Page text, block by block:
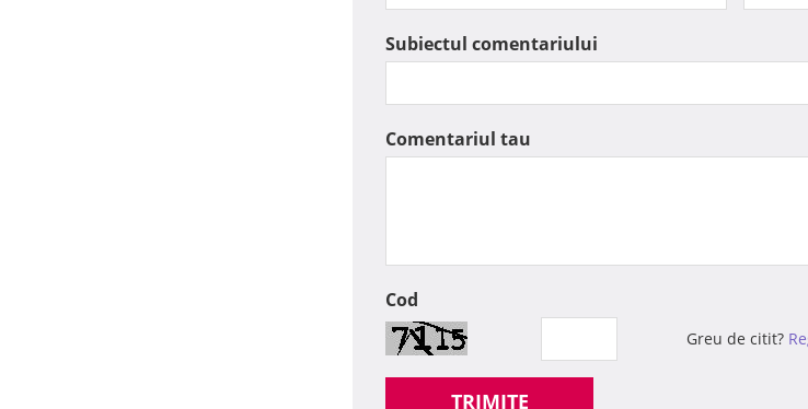
Subiectul comentariului
Comentariul tau
Cod
Greu de citit?
TRIMITE